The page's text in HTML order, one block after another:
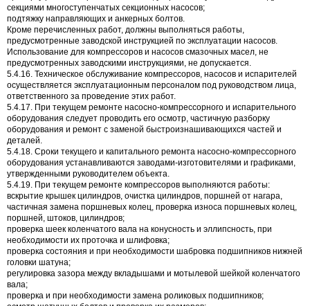
секциями многоступенчатых секционных насосов;
подтяжку направляющих и анкерных болтов.
Кроме перечисленных работ, должны выполняться работы,
предусмотренные заводской инструкцией по эксплуатации насосов.
Использование для компрессоров и насосов смазочных масел, не
предусмотренных заводскими инструкциями, не допускается.
5.4.16. Техническое обслуживание компрессоров, насосов и испарителей
осуществляется эксплуатационным персоналом под руководством лица,
ответственного за проведение этих работ.
5.4.17. При текущем ремонте насосно-компрессорного и испарительного
оборудования следует проводить его осмотр, частичную разборку
оборудования и ремонт с заменой быстроизнашивающихся частей и
деталей.
5.4.18. Сроки текущего и капитального ремонта насосно-компрессорного
оборудования устанавливаются заводами-изготовителями и графиками,
утвержденными руководителем объекта.
5.4.19. При текущем ремонте компрессоров выполняются работы:
вскрытие крышек цилиндров, очистка цилиндров, поршней от нагара,
частичная замена поршневых колец, проверка износа поршневых колец,
поршней, штоков, цилиндров;
проверка шеек коленчатого вала на конусность и эллипсность, при
необходимости их проточка и шлифовка;
проверка состояния и при необходимости шабровка подшипников нижней
головки шатуна;
регулировка зазора между вкладышами и мотылевой шейкой коленчатого
вала;
проверка и при необходимости замена роликовых подшипников;